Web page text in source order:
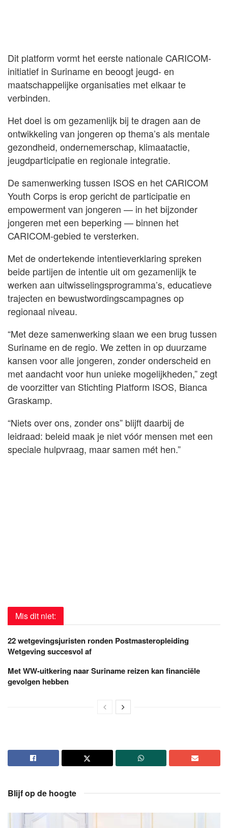
Dit platform vormt het eerste nationale CARICOM-
initiatief in Suriname en beoogt jeugd- en
maatschappelijke organisaties met elkaar te
verbinden.
Het doel is om gezamenlijk bij te dragen aan de
ontwikkeling van jongeren op thema’s als mentale
gezondheid, ondernemerschap, klimaatactie,
jeugdparticipatie en regionale integratie.
De samenwerking tussen ISOS en het CARICOM
Youth Corps is erop gericht de participatie en
empowerment van jongeren — in het bijzonder
jongeren met een beperking — binnen het
CARICOM-gebied te versterken.
Met de ondertekende intentieverklaring spreken
beide partijen de intentie uit om gezamenlijk te
werken aan uitwisselingsprogramma’s, educatieve
trajecten en bewustwordingscampagnes op
regionaal niveau.
“Met deze samenwerking slaan we een brug tussen
Suriname en de regio. We zetten in op duurzame
kansen voor alle jongeren, zonder onderscheid en
met aandacht voor hun unieke mogelijkheden,” zegt
de voorzitter van Stichting Platform ISOS, Bianca
Graskamp.
“Niets over ons, zonder ons” blijft daarbij de
leidraad: beleid maak je niet vóór mensen met een
speciale hulpvraag, maar samen mét hen.”
Mis dit niet:
22 wetgevingsjuristen ronden Postmasteropleiding
Wetgeving succesvol af
Met WW-uitkering naar Suriname reizen kan financiële
gevolgen hebben
Blijf op de hoogte